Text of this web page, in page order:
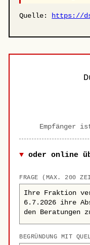
Quelle: https://
Empfänger
oder online
FRAGE (MAX. 200
BEGRÜNDUNG MIT